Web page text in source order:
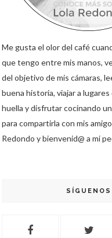
Me gusta el olor del café
que tengo entre mis manos,
del objetivo de mis cámaras,
buena historia, viajar a
huella y disfrutar cocinando
para compartirla con mis
Redondo y bienvenid@ a mi
SÍGUENOS